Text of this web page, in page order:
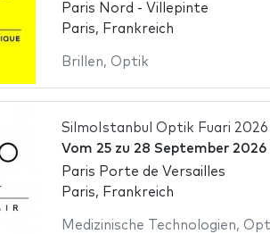
Paris Nord - Villepinte
Paris, Frankreich
Brillen, Optik
SilmoIstanbul Optik Fuari 2026
Vom 25zu 28 September 2026
Paris Porte de Versailles
Paris, Frankreich
Medizinische Technologien,